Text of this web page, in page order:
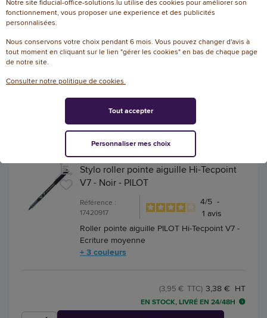
11495917
3avis
Roller pointe aiguille FIDUCIAL encre
+ 3 couleurs
AJOUTER
Stylo roller pointe aiguille Hi-Tecpoint
V7 - Noir - PILOT
Référence :
17420917
4/5 -
1 avis
Roller pointe aiguille PILOT Hi-Tecpoint V7 -
Ecriture moyenne
+ 3 couleurs
3,38 € HT
(3,95 € TTC)
EN STOCK, LIVRÉ EN 24/48H
Notre site fiducial-office-solutions.lu utilise des cookies pour améliorer son
fonctionnement, vous proposer une experience et des publicités
personnalisées.
Nous conservons votre choix pendant 6 mois. Vous pouvez changer d'avis à
tout moment en cliquant sur le lien "gérer les cookies" en bas de chaque page
de notre site.
Consulter notre politique de cookies
Personnaliser mes choix
Tout accepter